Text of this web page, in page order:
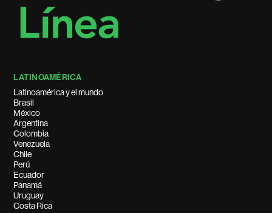
LATINOAMÉRICA
Latinoamérica y el mundo
Brasil
México
Argentina
Colombia
Venezuela
Chile
Perú
Ecuador
Panamá
Uruguay
Costa Rica